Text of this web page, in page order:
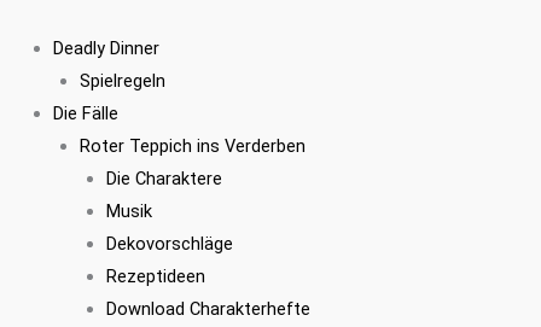
Inhalt
springen
Deadly Dinner
Spielregeln
Die Fälle
Roter Teppich ins Verderben
Die Charaktere
Musik
Dekovorschläge
Rezeptideen
Download Charakterhefte